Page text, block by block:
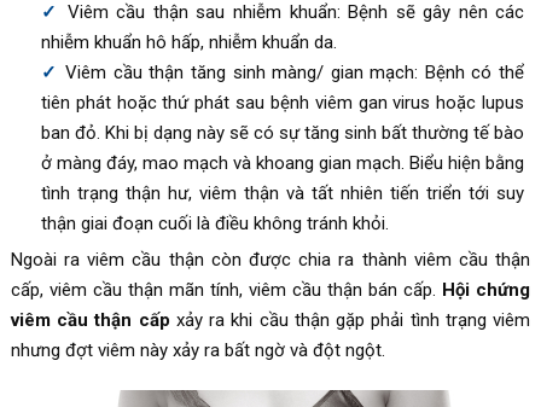
Viêm cầu thận sau nhiễm khuẩn: Bệnh sẽ gây nên các
nhiễm khuẩn hô hấp, nhiễm khuẩn da.
Viêm cầu thận tăng sinh màng/ gian mạch: Bệnh có thể
tiên phát hoặc thứ phát sau bệnh viêm gan virus hoặc lupus
ban đỏ. Khi bị dạng này sẽ có sự tăng sinh bất thường tế bào
ở màng đáy, mao mạch và khoang gian mạch. Biểu hiện bằng
tình trạng thận hư, viêm thận và tất nhiên tiến triển tới suy
thận giai đoạn cuối là điều không tránh khỏi.
Ngoài ra viêm cầu thận còn được chia ra thành viêm cầu thận
cấp, viêm cầu thận mãn tính, viêm cầu thận bán cấp. Hội chứng
viêm cầu thận cấp xảy ra khi cầu thận gặp phải tình trạng viêm
nhưng đợt viêm này xảy ra bất ngờ và đột ngột.